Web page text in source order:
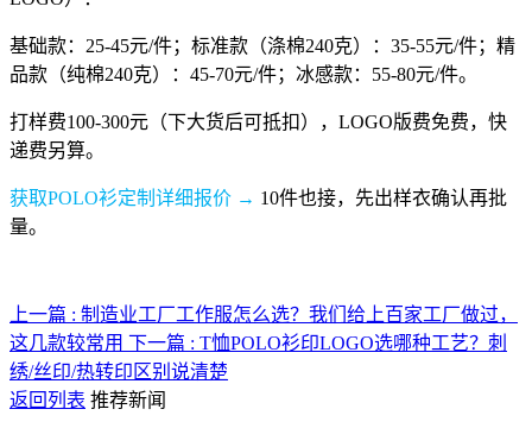
基础款：25-45元/件；标准款（涤棉240克）：35-55元/件；精
品款（纯棉240克）：45-70元/件；冰感款：55-80元/件。
打样费100-300元（下大货后可抵扣），LOGO版费免费，快
递费另算。
获取POLO衫定制详细报价 → 10件也接，先出样衣确认再批
量。
上一篇 : 制造业工厂工作服怎么选？我们给上百家工厂做过，
这几款较常用 下一篇 : T恤POLO衫印LOGO选哪种工艺？刺
绣/丝印/热转印区别说清楚
返回列表 推荐新闻